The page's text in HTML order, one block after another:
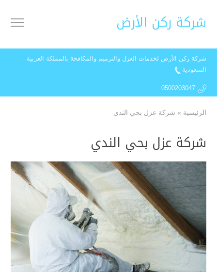
شركة ركن الأرض
شركة ركن الأرض لخدمات العزل والترميم والمكافحة بالمملكة العربية
السعودية
0500203047
الرئيسية » شركة عزل بحي الندي
شركة عزل بحي الندي